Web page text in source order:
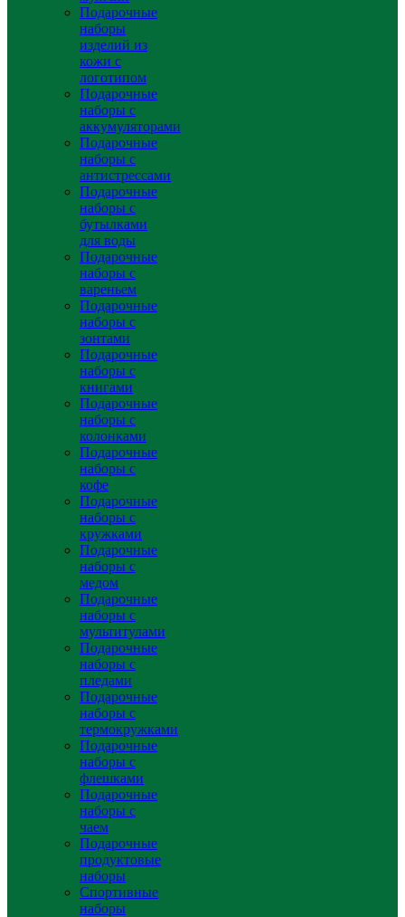
Подарочные
наборы
изделий из
кожи с
логотипом
Подарочные
наборы с
аккумуляторами
Подарочные
наборы с
антистрессами
Подарочные
наборы с
бутылками
для воды
Подарочные
наборы с
вареньем
Подарочные
наборы с
зонтами
Подарочные
наборы с
книгами
Подарочные
наборы с
колонками
Подарочные
наборы с
кофе
Подарочные
наборы с
кружками
Подарочные
наборы с
медом
Подарочные
наборы с
мультитулами
Подарочные
наборы с
пледами
Подарочные
наборы с
термокружками
Подарочные
наборы с
флешками
Подарочные
наборы с
чаем
Подарочные
продуктовые
наборы
Спортивные
наборы